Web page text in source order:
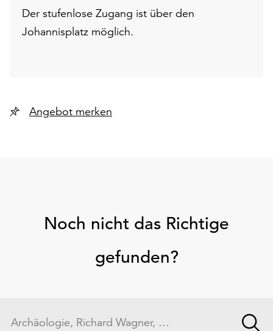
Der stufenlose Zugang ist über den
Johannisplatz möglich.
Angebot merken
Noch nicht das Richtige
gefunden?